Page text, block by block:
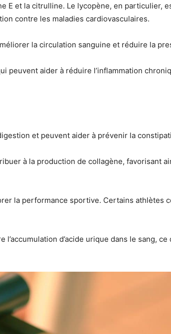
E et la citrulline. Le lycopène, en particulier,
contre les maladies cardiovasculaires.
la circulation sanguine et réduire la
aider à réduire l’inflammation
et peuvent aider à prévenir la
à la production de collagène, favorisant
la performance sportive. Certains athlètes
d’acide urique dans le sang,